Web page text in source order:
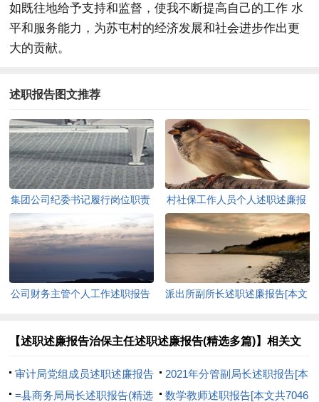
如既往地给予支持和监督，使我不断提高自己的工作 水
平和服务能力，为苏屯村的经济发展和社会进步作出更
大的贡献。
述职报告图文推荐
集团公司纪委书记履行岗位职责
及自身建设情况报告[本文共
1379字]
村社保工作人员个人述职述廉报
告[本文共881字]
公司财务主管个人工作述职报告
派出所副所长述职述廉报告[本文
【述职述廉报告治保主任述职述廉报告(精选多篇)】相关文
章：
审计局党组成员述职述廉报告
[本文共935字]
2021年分管副局长述职报告[本
文共516字]
=县商务局局长述职报告(精选 数学教师述职报告[本文共7046